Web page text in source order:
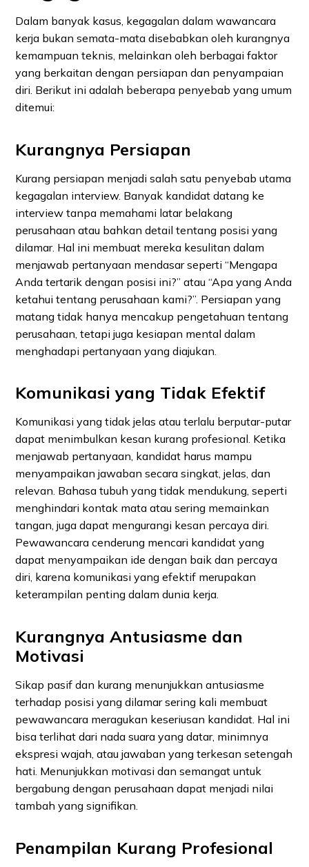
Dalam banyak kasus, kegagalan dalam wawancara
kerja bukan semata-mata disebabkan oleh kurangnya
kemampuan teknis, melainkan oleh berbagai faktor
yang berkaitan dengan persiapan dan penyampaian
diri. Berikut ini adalah beberapa penyebab yang umum
ditemui:
Kurangnya Persiapan
Kurang persiapan menjadi salah satu penyebab utama
kegagalan interview. Banyak kandidat datang ke
interview tanpa memahami latar belakang
perusahaan atau bahkan detail tentang posisi yang
dilamar. Hal ini membuat mereka kesulitan dalam
menjawab pertanyaan mendasar seperti “Mengapa
Anda tertarik dengan posisi ini?” atau “Apa yang Anda
ketahui tentang perusahaan kami?”. Persiapan yang
matang tidak hanya mencakup pengetahuan tentang
perusahaan, tetapi juga kesiapan mental dalam
menghadapi pertanyaan yang diajukan.
Komunikasi yang Tidak Efektif
Komunikasi yang tidak jelas atau terlalu berputar-putar
dapat menimbulkan kesan kurang profesional. Ketika
menjawab pertanyaan, kandidat harus mampu
menyampaikan jawaban secara singkat, jelas, dan
relevan. Bahasa tubuh yang tidak mendukung, seperti
menghindari kontak mata atau sering memainkan
tangan, juga dapat mengurangi kesan percaya diri.
Pewawancara cenderung mencari kandidat yang
dapat menyampaikan ide dengan baik dan percaya
diri, karena komunikasi yang efektif merupakan
keterampilan penting dalam dunia kerja.
Kurangnya Antusiasme dan
Motivasi
Sikap pasif dan kurang menunjukkan antusiasme
terhadap posisi yang dilamar sering kali membuat
pewawancara meragukan keseriusan kandidat. Hal ini
bisa terlihat dari nada suara yang datar, minimnya
ekspresi wajah, atau jawaban yang terkesan setengah
hati. Menunjukkan motivasi dan semangat untuk
bergabung dengan perusahaan dapat menjadi nilai
tambah yang signifikan.
Penampilan Kurang Profesional